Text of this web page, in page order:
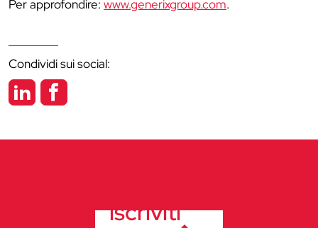
Per approfondire: www.generixgroup.com.
Condividi sui social:
iscriviti